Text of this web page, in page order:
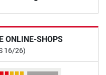
ONLINE-SHOPS
16/26)